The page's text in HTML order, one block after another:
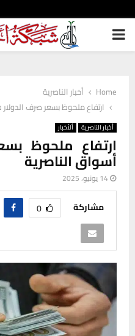
PRIMARY
Home
أخبار الناصرية
ارتفاع ملحوظ بسعر صرف
أخبار الناصرية ألأخبار
ارتفاع ملحوظ
أسواق الناصرية
14 يونيو، 2025
مشاركة 0